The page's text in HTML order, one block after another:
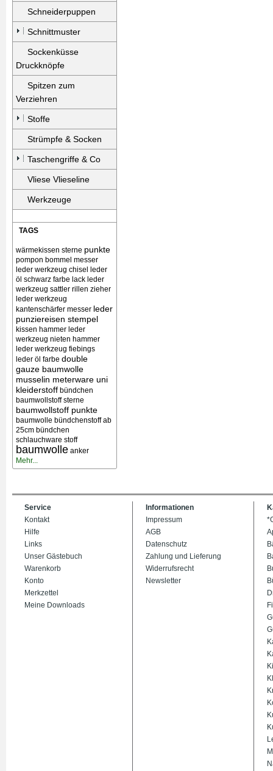
Schneiderpuppen
Schnittmuster
Sockenküsse
Druckknöpfe
Spitzen zum
Verziehren
Stoffe
Strümpfe & Socken
Taschengriffe & Co
Vliese Vlieseline
Werkzeuge
TAGS
wärmekissen sterne punkte
pompon bommel messer
leder werkzeug chisel
leder
öl schwarz farbe lack leder
werkzeug sattler rillen zieher
leder werkzeug
kantenschärfer messer leder
punziereisen stempel
kissen hammer leder
werkzeug nieten hammer
leder werkzeug fiebings
leder öl farbe double
gauze baumwolle
musselin meterware uni
kleiderstoff bündchen
baumwollstoff sterne
baumwollstoff punkte
baumwolle bündchenstoff ab
25cm bündchen
schlauchware stoff
baumwolle anker
Mehr...
Service
Kontakt
Hilfe
Links
Unser Gästebuch
Warenkorb
Konto
Merkzettel
Meine Downloads
Informationen
Impressum
AGB
Datenschutz
Zahlung und Lieferung
Widerrufsrecht
Newsletter